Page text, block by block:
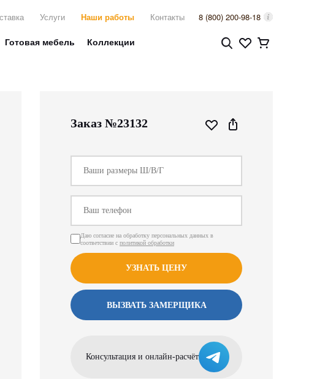
Услуги Наши работы Контакты 8 (800) 200-98-18
Готовая мебель Коллекции
Заказ №23132
Даю согласие на обработку персональных данных в
соответствии с политикой обработки
УЗНАТЬ ЦЕНУ
ВЫЗВАТЬ ЗАМЕРЩИКА
Консультация и онлайн-расчёт